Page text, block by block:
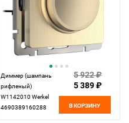
Диммер (шампань
рифленый)
W1142010 Werkel
4690389160288
5 922 ₽
5 389 ₽
В КОРЗИНУ